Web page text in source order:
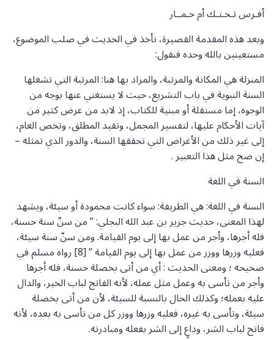
أفـرس تـحـتـك أم حـمــار
وبعد هذه المقدمة القصيرة، نأخذ في الحديث في صلب الموضوع،
مستعينين بالله وحده فنقول:
المنزلة هي المكانة والمرتبة، والمراد بها هنا: المرتبة التي تشغلها
السنة النبوية في باب التشريع، حيث لا يستغني عنها بوجه من
الوجوه، إما مستقلة أو مبنية للكتاب، إذ لابد من عرض كثير من
آيات الأحكام عليها، لتفسير المجمل، وتقيد المطلق، وتخص العام،
إلى غير ذلك من الأغراض التي تحققها السنة، والدور الذي تمثله –
إن صح مثل هذا التعبير .
السنة في اللغة
السنة في اللغة: هي الطريقة: سواء كانت محمودة أو سيئة، ويشهد
لهذا المعنى، حديث جرير بن عبد الله البجلي: ” من سنّ سنة حسنة،
فله أجرها، وأجر من عمل بها إلى يوم القيامة. ومن سنّ سنة سيئة،
فعليه وزرها ووزر من عمل بها إلى يوم القيامة ” [8] رواه مسلم في
صحيحه ؛ ومعنى الحديث : أي من أتى بخصلة حسنة، فله أجرها
وأجر من تأسى به وعمل مثل عمله، لأنه الفاتح لباب الخير، والدال
عليه بعمله؛ وكذلك الحال بالنسبة للسيئة، لأن من أتى بخصلة
سيئة، وتأسى به غيره، فعليه وزرها ووزر كل من تأسى به بعده، لأنه
فاتح لباب الشر، وداعٍ إلى الشر بفعله ومبادرته.